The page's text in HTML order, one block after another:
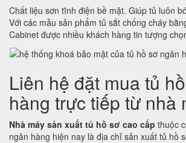
Chất liệu sơn tĩnh điện bề mặt. Giúp tủ luôn
Với các mẫu sản phẩm tủ sắt chống cháy
Cabinet được nhiều khách hàng tin tượng
Liên hệ đặt mua tủ
hàng trực tiếp từ nhà
Nhà máy sản xuất tủ hồ sơ cao cấp thuộc
ngân hàng hiện nay là địa chỉ sản xuất tủ hồ